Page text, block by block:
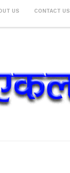
US CONTACT US